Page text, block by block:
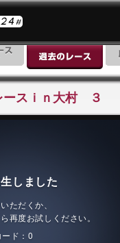
ースｉｎ大村 ３